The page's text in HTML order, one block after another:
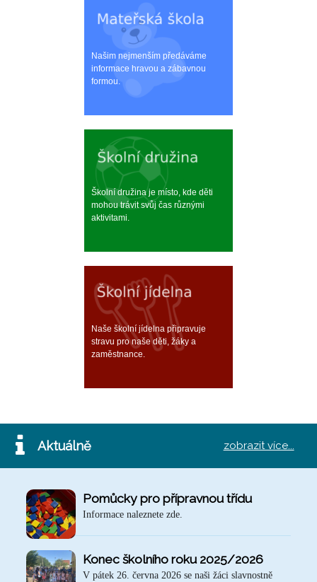
Našim nejmenším předáváme
informace hravou a zábavnou
formou.
Školní družina je místo, kde děti
mohou trávit svůj čas různými
aktivitami.
Naše školní jídelna připravuje
stravu pro naše děti, žáky a
zaměstnance.
Aktuálně zobrazit více...
Pomůcky pro přípravnou třídu
Informace naleznete zde.
Konec školního roku 2025/2026
V pátek 26. června 2026 se naši žáci slavnostně